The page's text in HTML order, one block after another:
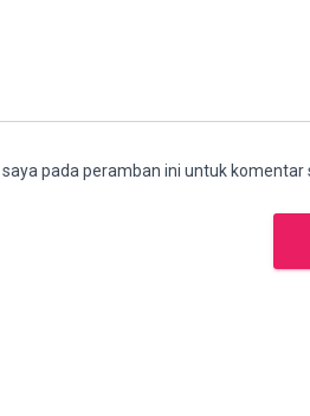
pada peramban ini untuk komentar